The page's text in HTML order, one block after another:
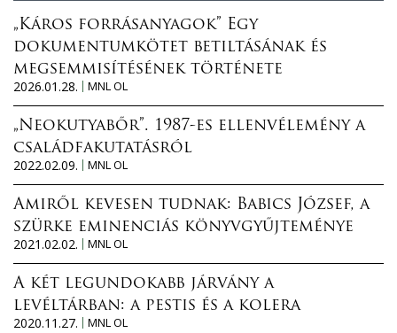
„Káros forrásanyagok” Egy
dokumentumkötet betiltásának és
megsemmisítésének története
2026.01.28.
MNL OL
„Neokutyabőr”. 1987-es ellenvélemény a
családfakutatásról
2022.02.09.
MNL OL
Amiről kevesen tudnak: Babics József, a
szürke eminenciás könyvgyűjteménye
2021.02.02.
MNL OL
A két legundokabb járvány a
levéltárban: a pestis és a kolera
2020.11.27.
MNL OL